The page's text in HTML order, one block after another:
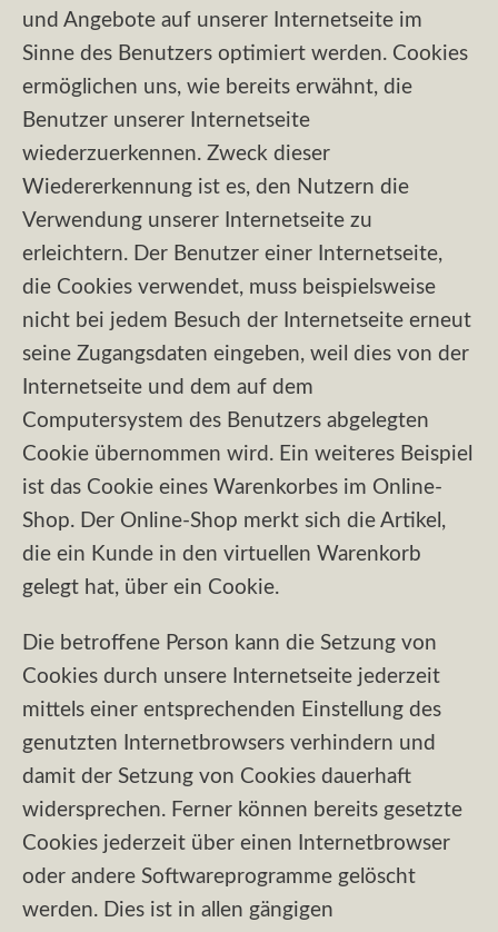
und Angebote auf unserer Internetseite im
Sinne des Benutzers optimiert werden. Cookies
ermöglichen uns, wie bereits erwähnt, die
Benutzer unserer Internetseite
wiederzuerkennen. Zweck dieser
Wiedererkennung ist es, den Nutzern die
Verwendung unserer Internetseite zu
erleichtern. Der Benutzer einer Internetseite,
die Cookies verwendet, muss beispielsweise
nicht bei jedem Besuch der Internetseite erneut
seine Zugangsdaten eingeben, weil dies von der
Internetseite und dem auf dem
Computersystem des Benutzers abgelegten
Cookie übernommen wird. Ein weiteres Beispiel
ist das Cookie eines Warenkorbes im Online-
Shop. Der Online-Shop merkt sich die Artikel,
die ein Kunde in den virtuellen Warenkorb
gelegt hat, über ein Cookie.
Die betroffene Person kann die Setzung von
Cookies durch unsere Internetseite jederzeit
mittels einer entsprechenden Einstellung des
genutzten Internetbrowsers verhindern und
damit der Setzung von Cookies dauerhaft
widersprechen. Ferner können bereits gesetzte
Cookies jederzeit über einen Internetbrowser
oder andere Softwareprogramme gelöscht
werden. Dies ist in allen gängigen